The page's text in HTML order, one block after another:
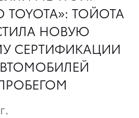
ТОЙОТА
НОВУЮ
СЕРТИФИКАЦИИ